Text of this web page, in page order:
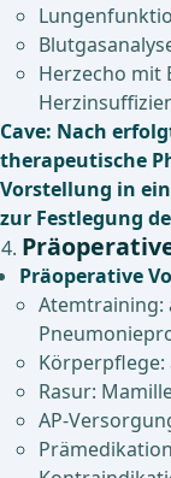
Herzecho mit
Cave: Nach
therapeutische
Vorstellung in
zur Festlegung
Präoperative
Atemtraining:
Körperpflege:
Rasur:
AP-